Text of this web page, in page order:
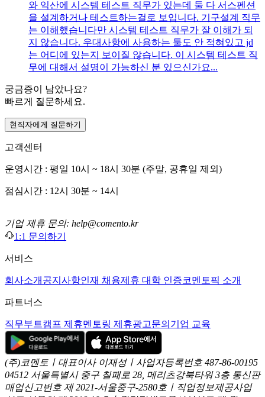
와 익산에 시스템 테스트 직무가 있는데 둘 다 서스펜션
을 설계하거나 테스트하는걸로 보입니다. 기구설계 직무
는 이해했습니다만 시스템 테스트 직무가 잘 이해가 되
지 않습니다. 우대사항에 사용하는 툴도 안 적혀있고 jd
는 어디에 있는지 보이질 않습니다. 이 시스템 테스트 직
무에 대해서 설명이 가능하신 분 있으신가요...
궁금증이 남았나요?
빠르게 질문하세요.
현직자에게 질문하기
고객센터
운영시간 : 평일 10시 ~ 18시 30분 (주말, 공휴일 제외)
점심시간 : 12시 30분 ~ 14시
기업 제휴 문의: help@comento.kr
1:1 문의하기
서비스
회사소개 공지사항인재 채용제휴 대학 인증코멘토픽 소개
파트너스
직무부트캠프 제휴멘토링 제휴광고문의 기업 교육
(주)코멘토ㅣ대표이사 이재성ㅣ사업자등록번호 487-86-00195
04512 서울특별시 중구 칠패로 28, 메리츠강북타워 3층 통신판
매업신고번호 제 2021-서울중구-2580호ㅣ직업정보제공사업